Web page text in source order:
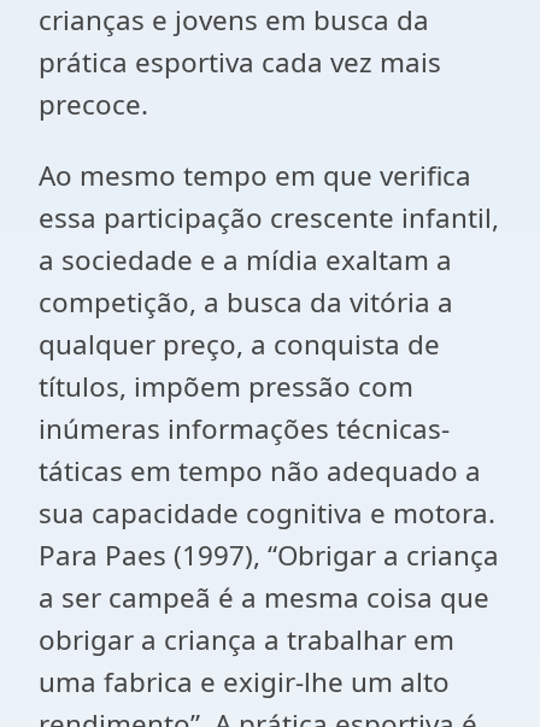
crianças e jovens em busca da
prática esportiva cada vez mais
precoce.
Ao mesmo tempo em que verifica
essa participação crescente infantil,
a sociedade e a mídia exaltam a
competição, a busca da vitória a
qualquer preço, a conquista de
títulos, impõem pressão com
inúmeras informações técnicas-
táticas em tempo não adequado a
sua capacidade cognitiva e motora.
Para Paes (1997), “Obrigar a criança
a ser campeã é a mesma coisa que
obrigar a criança a trabalhar em
uma fabrica e exigir-lhe um alto